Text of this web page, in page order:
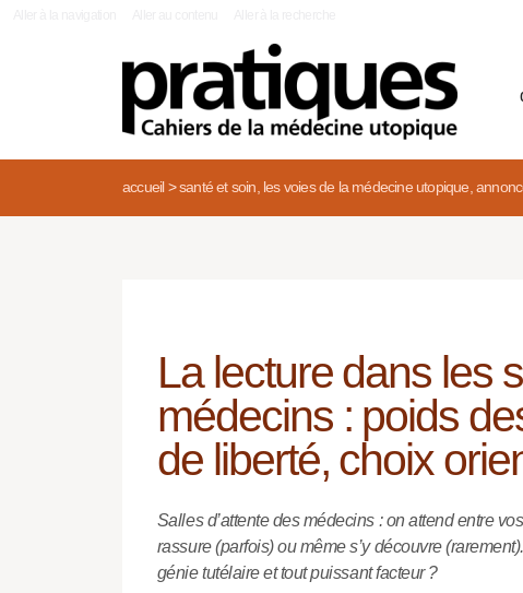
accueil> santé et soin, les voies de la médecine utopique,
La lecture dans les
médecins : poids
de liberté, choix
Salles d’attente des médecins : on attend entre
rassure (parfois) ou même s’y découvre
génie tutélaire et tout puissant facteur ?